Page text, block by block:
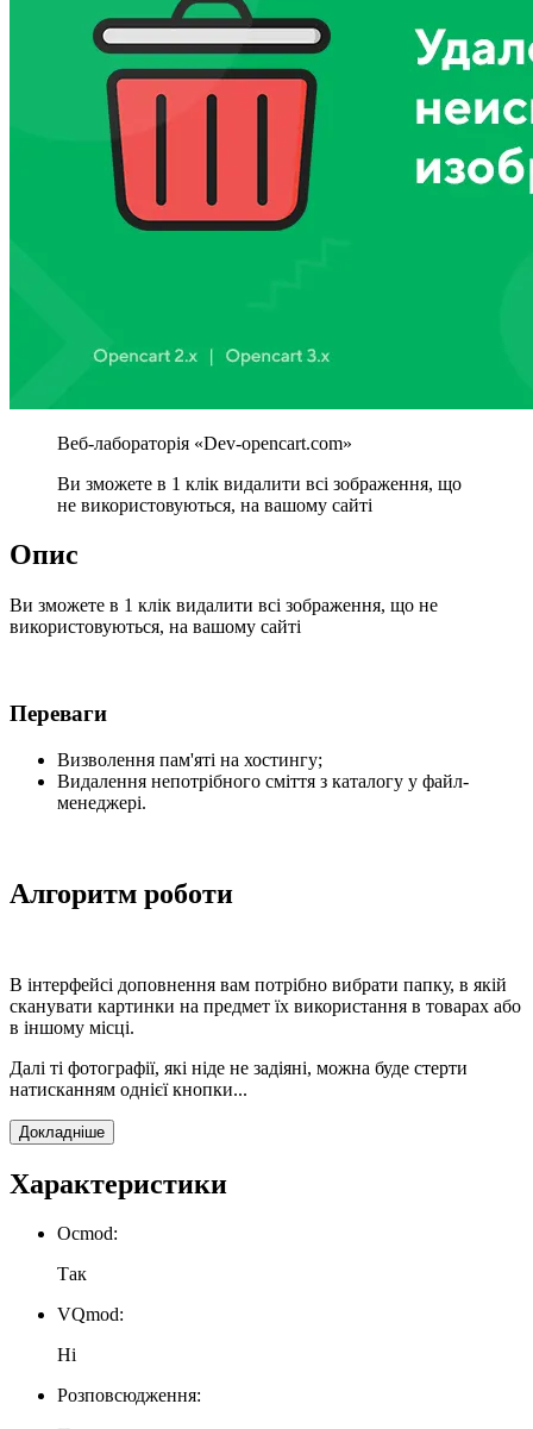
Ви зможете в 1 клік видалити всі зображення, що
не використовуються, на вашому сайті
Опис
Ви зможете в 1 клік видалити всі зображення, що не
використовуються, на вашому сайті
Переваги
Визволення пам'яті на хостингу;
Видалення непотрібного сміття з каталогу у файл-
менеджері.
Алгоритм роботи
В інтерфейсі доповнення вам потрібно вибрати папку, в якій
сканувати картинки на предмет їх використання в товарах або
в іншому місці.
Далі ті фотографії, які ніде не задіяні, можна буде стерти
натисканням однієї кнопки...
Докладніше
Характеристики
Ocmod:
Так
VQmod:
Ні
Розповсюдження: